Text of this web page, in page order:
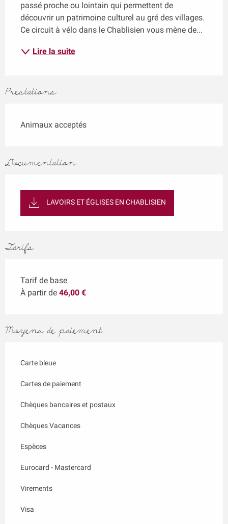
passé proche ou lointain qui permettent de
découvrir un patrimoine culturel au gré des villages.
Ce circuit à vélo dans le Chablisien vous mène de...
Lire la suite
Prestations
Animaux acceptés
Documentation
LAVOIRS ET ÉGLISES EN CHABLISIEN
Tarifs
Tarif de base
À partir de 46,00 €
Moyens de paiement
Carte bleue
Cartes de paiement
Chèques bancaires et postaux
Chèques Vacances
Espèces
Eurocard - Mastercard
Virements
Visa